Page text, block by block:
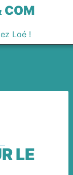
COM
Loé !
LE